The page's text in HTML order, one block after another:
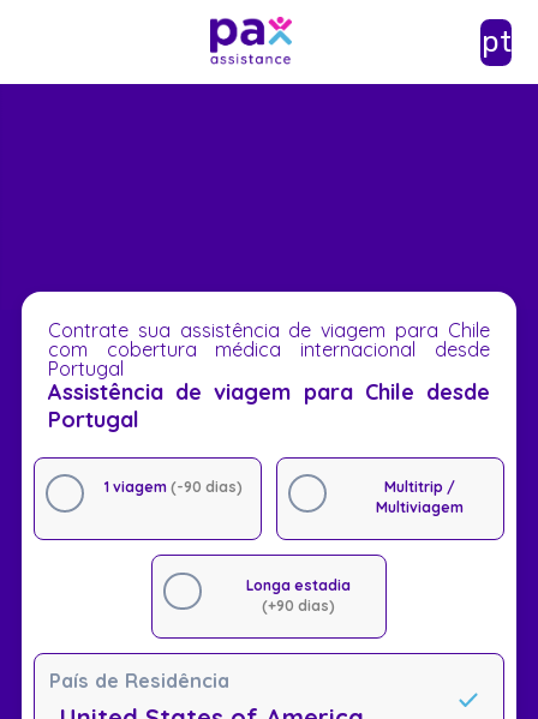
pt
Contrate sua assistência de viagem para Chile
com cobertura médica internacional desde
Portugal
Assistência de viagem para Chile desde
Portugal
1 viagem (-90 dias)
Multitrip /
Multiviagem
Longa estadia
(+90 dias)
País de Residência